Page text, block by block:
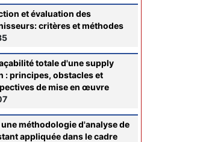
et évaluation des
critères et méthodes
totale d'une supply
: principes, obstacles et
de mise en œuvre
une méthodologie d'analyse de
appliquée dans le cadre